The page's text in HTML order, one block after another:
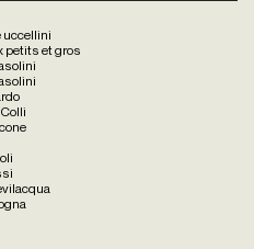
uccellini
petits et gros